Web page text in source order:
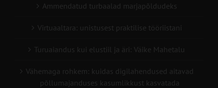
Ammendatud turbaalad marjapõldudeks
Virtuaaltara: unistusest praktilise tööriistani
Turuaiandus kui elustiil ja äri: Väike Mahetalu
Vähemaga rohkem: kuidas digilahendused aitavad
põllumajanduses kasumlikkust kasvatada